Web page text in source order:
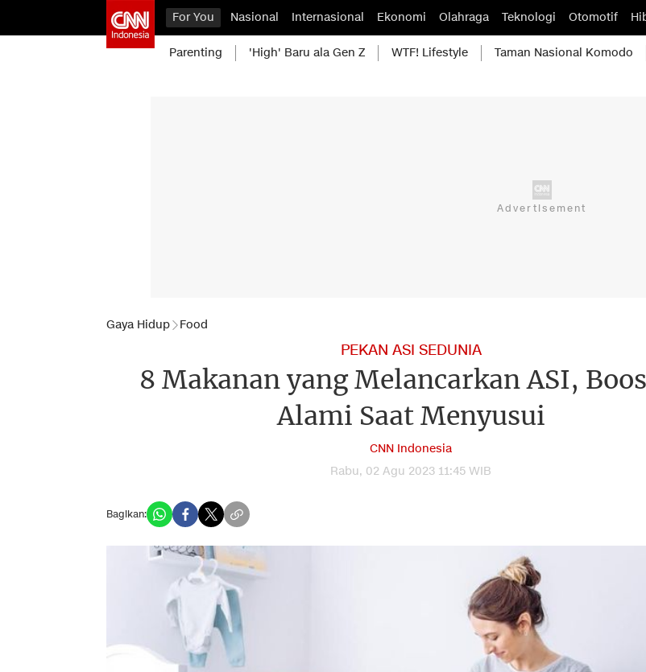
For You Nasional Internasional Ekonomi Olahraga Teknologi Otomotif
Parenting 'High' Baru ala Gen Z WTF! Lifestyle Taman Nasional Komodo
Gaya Hidup Food
PEKAN ASI SEDUNIA
8 Makanan yang Melancarkan ASI,
Alami Saat Menyusui
CNN Indonesia
Rabu, 02 Agu 2023 11:45 WIB
Bagikan: